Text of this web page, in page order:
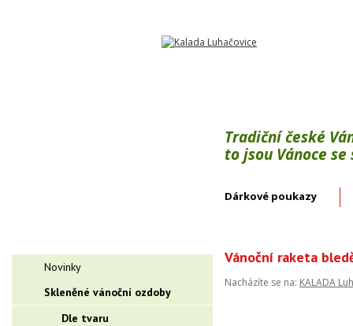
Tradiční české
to jsou Vánoce
Dárkové poukazy
Novinky
Skleněné vánoční ozdoby
Dle tvaru
Vánoční raketa
Nacházíte se na: KALADA